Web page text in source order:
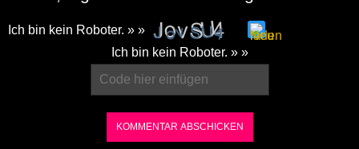
Ich bin kein Roboter. » »
Ich bin kein Roboter. » »